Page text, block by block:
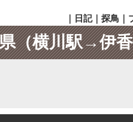
｜ 日記｜ 探鳥 ｜
（横川駅→伊